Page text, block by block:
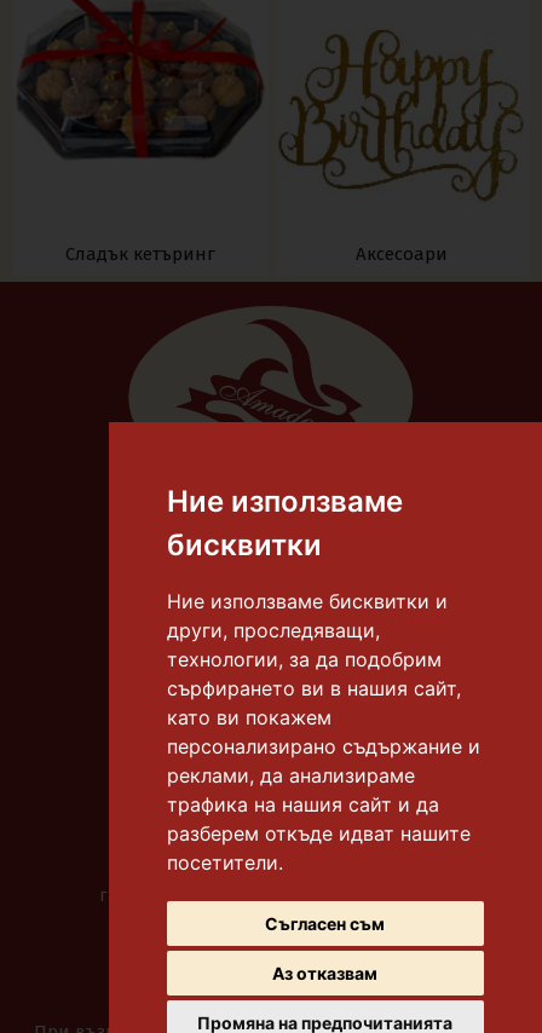
Ние използваме
бисквитки
Ние използваме бисквитки и
други, проследяващи,
технологии, за да подобрим
сърфирането ви в нашия сайт,
като ви покажем
персонализирано съдържание и
реклами, да анализираме
трафика на нашия сайт и да
разберем откъде идват нашите
посетители.
Съгласен съм
Аз отказвам
Промяна на предпочитанията
Сладък кетъринг Аксесоари
Тел.:087 8306 668
E-mail:info@tortiamadeus.com
гр. Бургас, к-с "Славейков"
тел.:0878 306 665
гр. Бургас, к-с "Славейков"
тел.:0878 306 612
гр. Бургас, к-с "Меден рудник" бл. 118
тел.:0878 306 669
гр. Бургас, ул. "Битоля"
градинката до у-ще "Бр. Миладинови"
0878 306 667